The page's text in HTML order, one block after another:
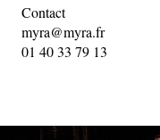
Contact
myra@myra.fr
01 40 33 79 13